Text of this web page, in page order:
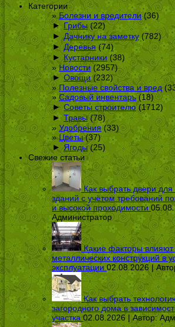
Категории
Болезни и вредители(36)
► Грибы(22)
► Дачнику на заметку (782)
► Деревья (74)
► Кустарники (38)
Новости(2957)
► Овощи(232)
Полезные свойства и вред
Садовый инвентарь(18)
► Советы строителю(1712)
► Травы(78)
Удобрения(33)
Цветы(37)
► Ягоды(25)
Свежие статьи
Как выбрать двери
зданий с учётом требований
и высокой проходимости
Администратор
Какие факторы
металлических конструкций в
эксплуатации 02.08.2026 |
Как выбрать
загородного дома в
участка 02.08.2026 | Автор: